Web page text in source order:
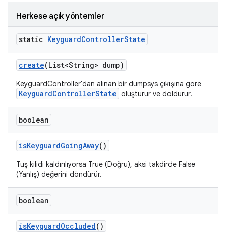
Herkese açık yöntemler
static KeyguardControllerState
create(List<String> dump)
KeyguardController'dan alınan bir dumpsys çıkışına göre
KeyguardControllerState oluşturur ve doldurur.
boolean
isKeyguardGoingAway()
Tuş kilidi kaldırılıyorsa True (Doğru), aksi takdirde False
(Yanlış) değerini döndürür.
boolean
isKeyguardOccluded()